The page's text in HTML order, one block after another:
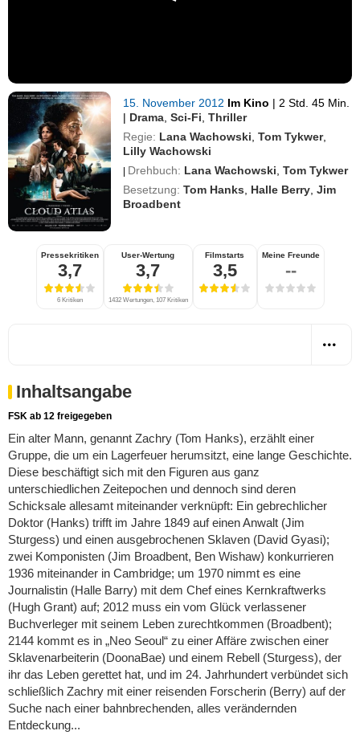
15. November 2012 Im Kino | 2 Std. 45 Min.
| Drama ,Sci-Fi ,Thriller
Regie: Lana Wachowski ,Tom Tykwer,
Lilly Wachowski
| Drehbuch: Lana Wachowski ,Tom Tykwer
Besetzung: Tom Hanks Halle Berry ,Jim
Broadbent
Pressekritiken
3,7
6 Kritiken
User-Wertung
3,7
1432 Wertungen, 107 Kritiken
Filmstarts
3,5
Meine Freunde
--
Inhaltsangabe
FSK ab 12 freigegeben
Ein alter Mann, genannt Zachry (Tom Hanks), erzählt einer
Gruppe, die um ein Lagerfeuer herumsitzt, eine lange Geschichte.
Diese beschäftigt sich mit den Figuren aus ganz
unterschiedlichen Zeitepochen und dennoch sind deren
Schicksale allesamt miteinander verknüpft: Ein gebrechlicher
Doktor (Hanks) trifft im Jahre 1849 auf einen Anwalt (Jim
Sturgess) und einen ausgebrochenen Sklaven (David Gyasi);
zwei Komponisten (Jim Broadbent, Ben Wishaw) konkurrieren
1936 miteinander in Cambridge; um 1970 nimmt es eine
Journalistin (Halle Barry) mit dem Chef eines Kernkraftwerks
(Hugh Grant) auf; 2012 muss ein vom Glück verlassener
Buchverleger mit seinem Leben zurechtkommen (Broadbent);
2144 kommt es in „Neo Seoul“ zu einer Affäre zwischen einer
Sklavenarbeiterin (DoonaBae) und einem Rebell (Sturgess), der
ihr das Leben gerettet hat, und im 24. Jahrhundert verbündet sich
schließlich Zachry mit einer reisenden Forscherin (Berry) auf der
Suche nach einer bahnbrechenden, alles verändernden
Entdeckung...